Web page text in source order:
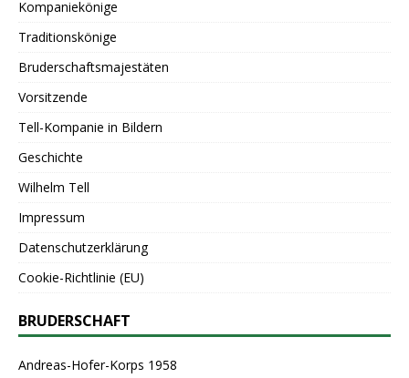
Kompaniekönige
Traditionskönige
Bruderschaftsmajestäten
Vorsitzende
Tell-Kompanie in Bildern
Geschichte
Wilhelm Tell
Impressum
Datenschutzerklärung
Cookie-Richtlinie (EU)
BRUDERSCHAFT
Andreas-Hofer-Korps 1958